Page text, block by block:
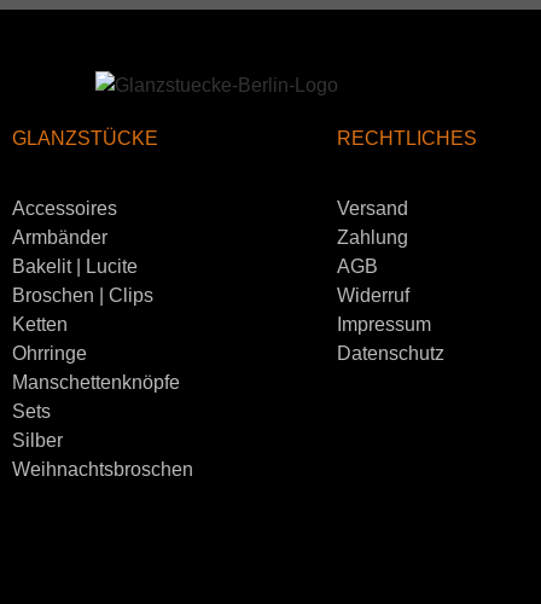
GLANZSTÜCKE
Accessoires
Armbänder
Bakelit | Lucite
Broschen | Clips
Ketten
Ohrringe
Manschettenknöpfe
Sets
Silber
Weihnachtsbroschen
RECHTLICHES
Versand
Zahlung
AGB
Widerruf
Impressum
Datenschutz